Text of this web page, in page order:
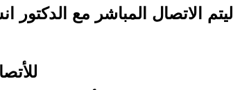
ليتم الاتصال المباشر مع